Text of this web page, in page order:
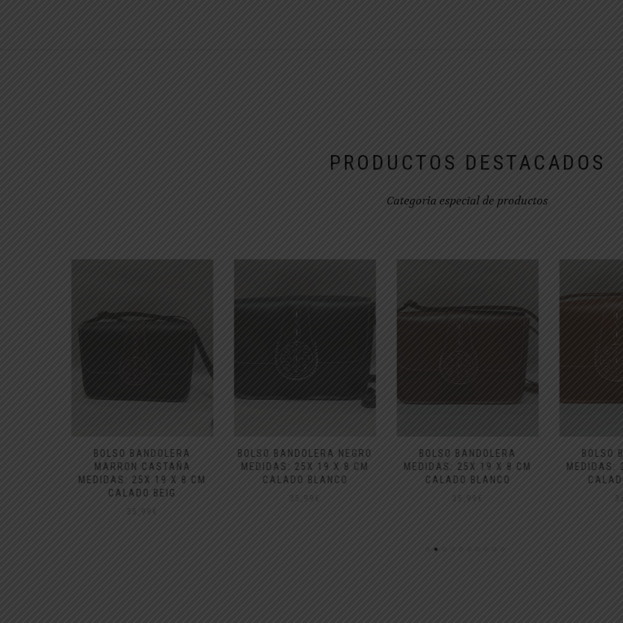
PRODUCTOS DESTACADOS
Categoría especial de productos
BOLSO BANDOLERA
MARRON CASTAÑA
MEDIDAS: 25X 19 X 8 CM
CALADO BEIG
35,99 €
BOLSO BANDOLERA NEGRO
MEDIDAS: 25X 19 X 8 CM
CALADO BLANCO
35,99 €
BOLSO BANDOLERA
MEDIDAS: 25X 19 X 8 CM
CALADO BLANCO
35,99 €
BOLSO
MEDIDAS: